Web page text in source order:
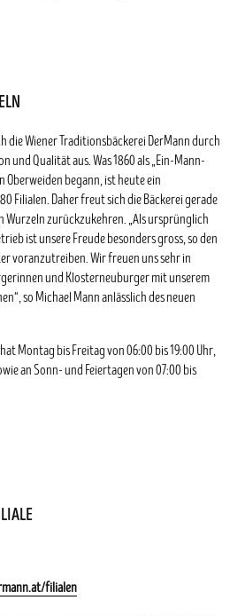
die Wiener Traditionsbäckerei DerMann durch
Qualität aus. Was 1860 als „Ein-Mann-
Oberweiden begann, ist heute ein
Filialen. Daher freut sich die Bäckerei gerade
Wurzeln zurückzukehren. „Als ursprünglich
ist unsere Freude besonders gross, so den
voranzutreiben. Wir freuen uns sehr in
und Klosterneuburger mit unserem
so Michael Mann anlässlich des neuen
Montag bis Freitag von 06:00 bis 19:00 Uhr,
an Sonn- und Feiertagen von 07:00 bis
filialen